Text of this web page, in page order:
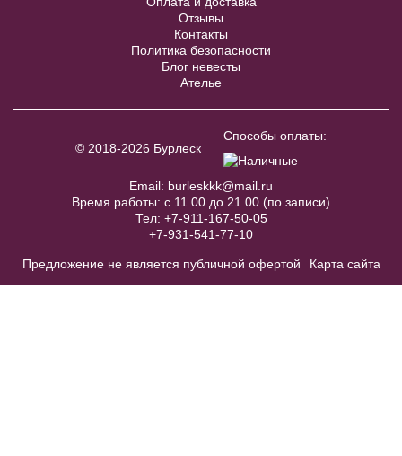
Болеро J044
В примерочную
Купить
Отзывы
Контакты
Политика безопасности
Блог невесты
Ателье
© 2018-2026 Бурлеск
Способы оплаты:
Email: burleskkk@mail.ru
Время работы: с 11.00 до 21.00 (по записи)
Тел: +7-911-167-50-05
+7-931-541-77-10
Предложение не является публичной офертой Карта сайта